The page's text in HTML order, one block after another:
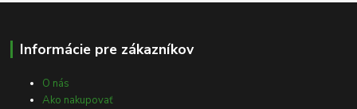
Informácie pre zákazníkov
O nás
Ako nakupovať